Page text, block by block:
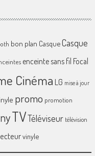
bon plan CasqueCasque
enceinte sans fil Focal
Cinéma LG mise à jour
promo promotion
TVTéléviseur télévision
vinyle